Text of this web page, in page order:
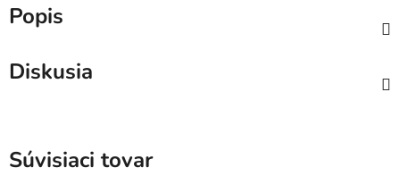
Popis
Diskusia
Súvisiaci tovar